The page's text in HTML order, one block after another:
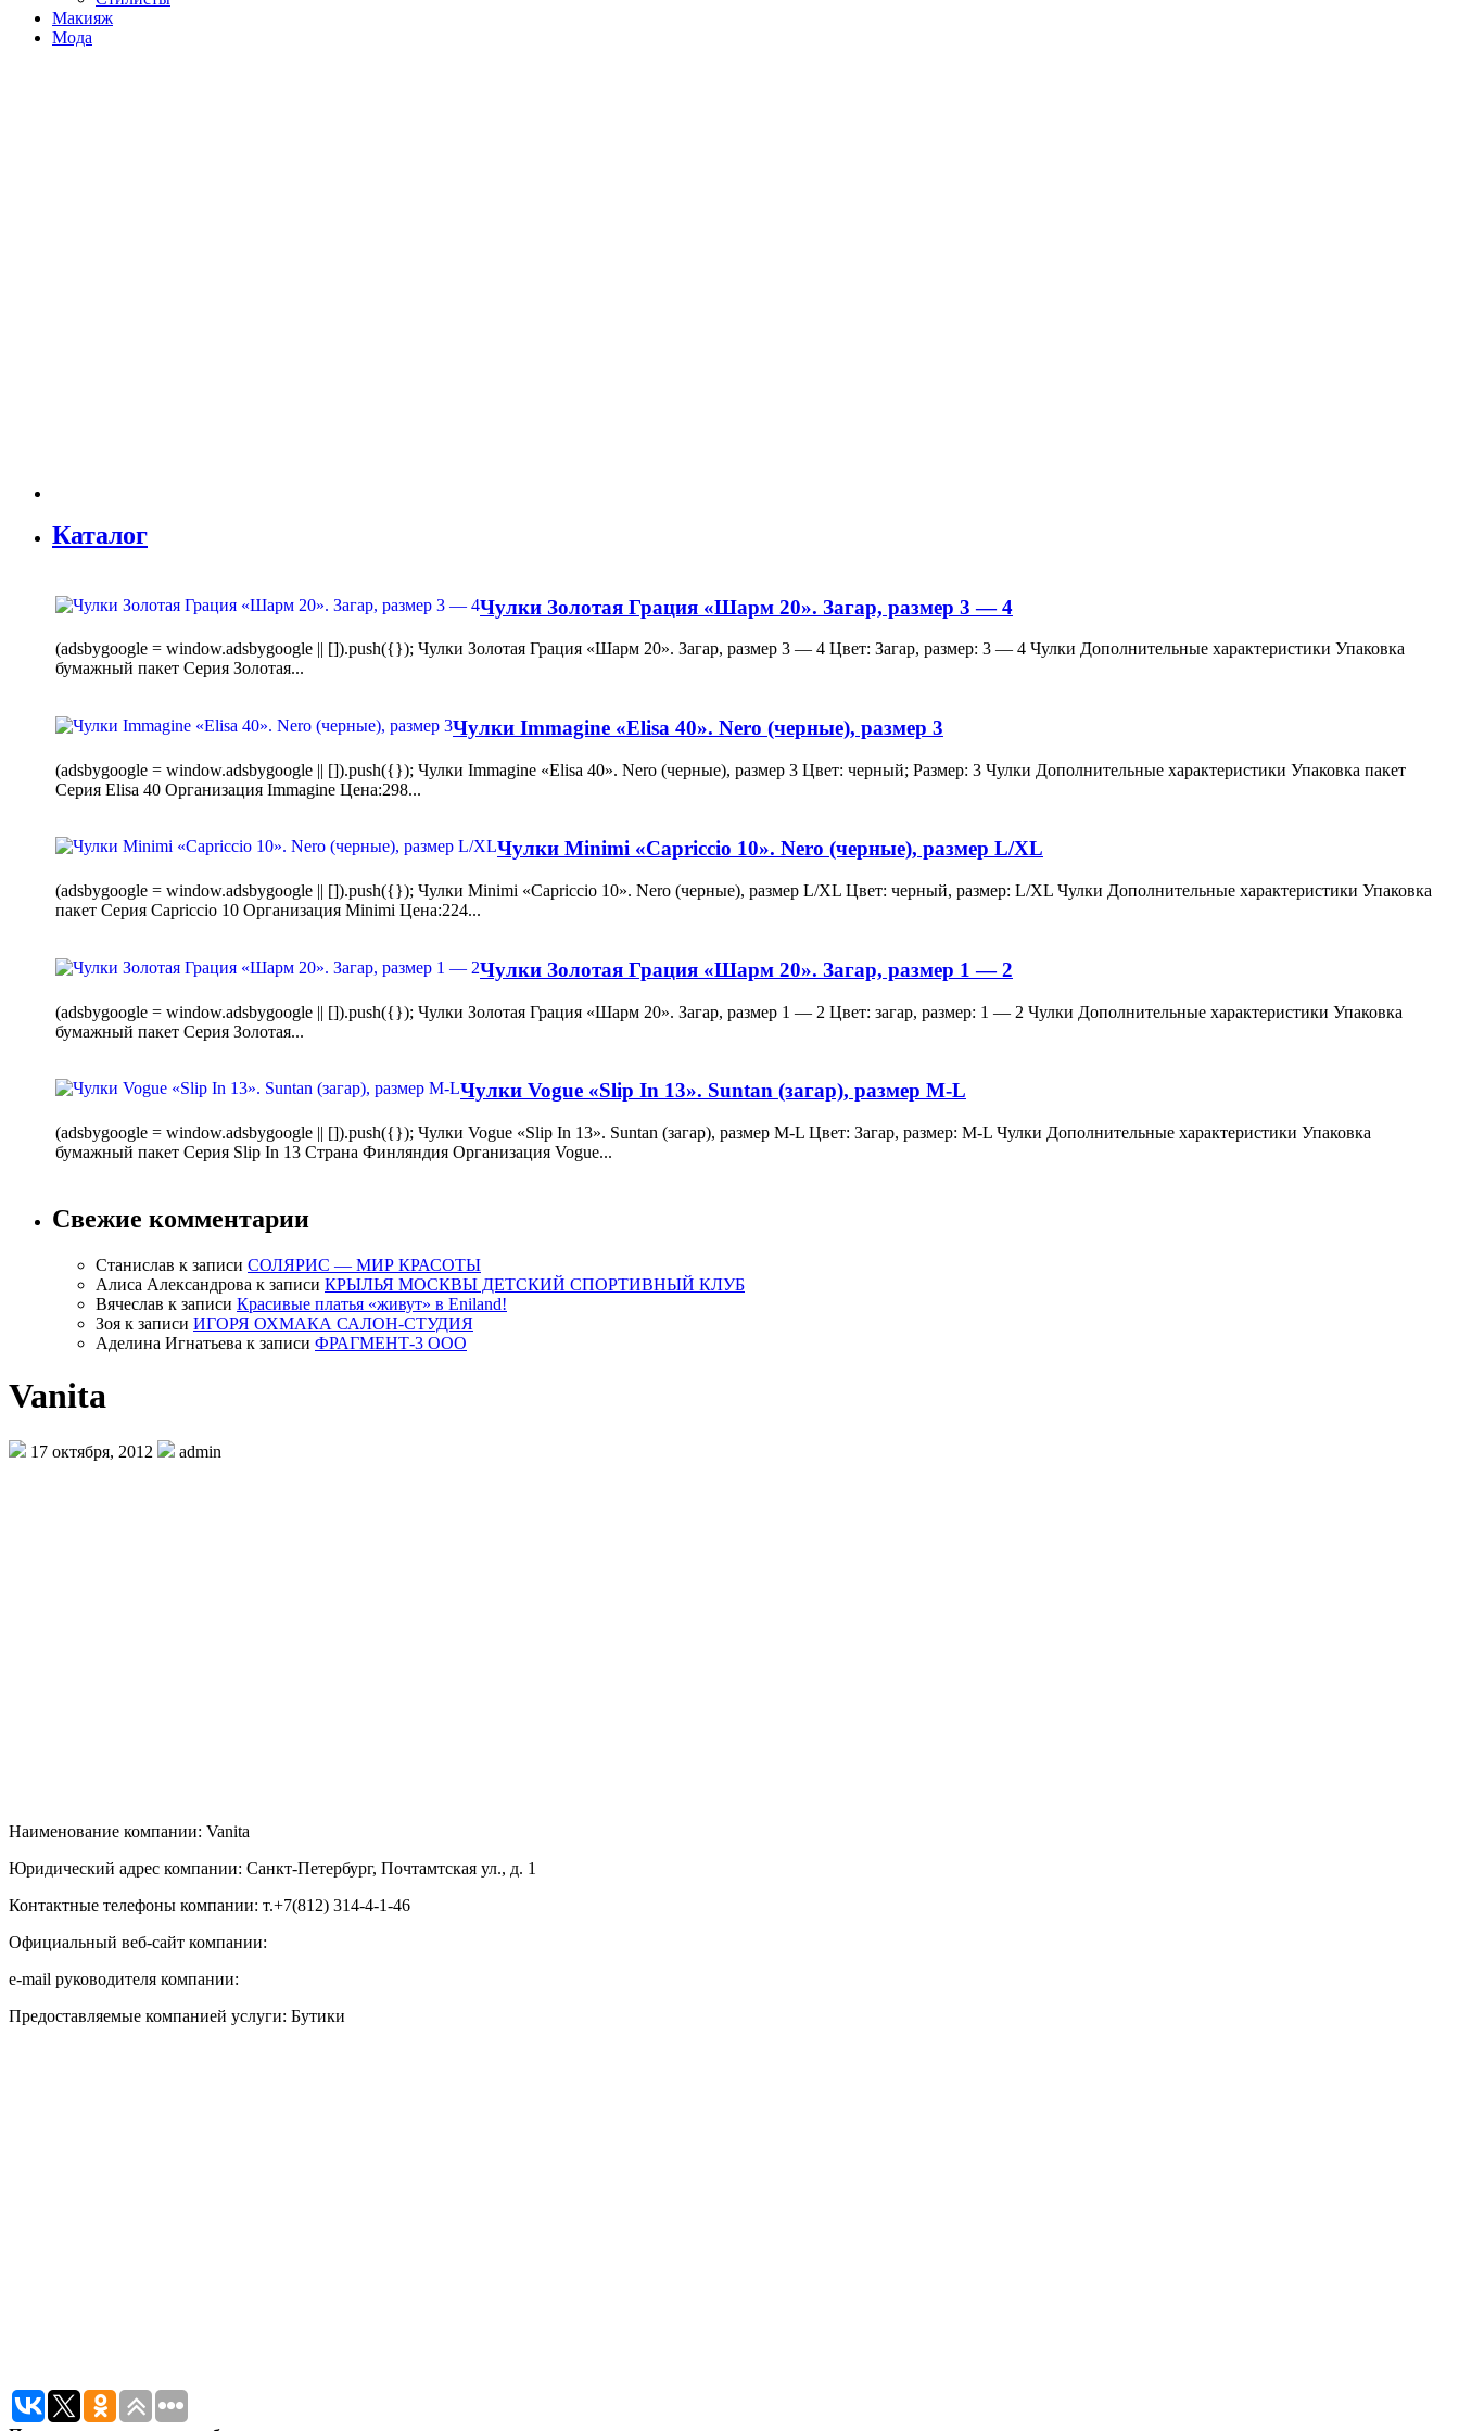
Макияж
Мода
Каталог
Чулки Золотая Грация «Шарм 20». Загар, размер 3 — 4
(adsbygoogle = window.adsbygoogle || []).push({}); Чулки Золотая Грация «Шарм 20». Загар, размер 3 — 4 Цвет: Загар, размер: 3 — 4 Чулки Дополнительные характеристики Упаковка
бумажный пакет Серия Золотая...
Чулки Immagine «Elisa 40». Nero (черные), размер 3
(adsbygoogle = window.adsbygoogle || []).push({}); Чулки Immagine «Elisa 40». Nero (черные), размер 3 Цвет: черный; Размер: 3 Чулки Дополнительные характеристики Упаковка пакет
Серия Elisa 40 Организация Immagine Цена:298...
Чулки Minimi «Capriccio 10». Nero (черные), размер L/XL
(adsbygoogle = window.adsbygoogle || []).push({}); Чулки Minimi «Capriccio 10». Nero (черные), размер L/XL Цвет: черный, размер: L/XL Чулки Дополнительные характеристики Упаковка
пакет Серия Capriccio 10 Организация Minimi Цена:224...
Чулки Золотая Грация «Шарм 20». Загар, размер 1 — 2
(adsbygoogle = window.adsbygoogle || []).push({}); Чулки Золотая Грация «Шарм 20». Загар, размер 1 — 2 Цвет: загар, размер: 1 — 2 Чулки Дополнительные характеристики Упаковка
бумажный пакет Серия Золотая...
Чулки Vogue «Slip In 13». Suntan (загар), размер M-L
(adsbygoogle = window.adsbygoogle || []).push({}); Чулки Vogue «Slip In 13». Suntan (загар), размер M-L Цвет: Загар, размер: M-L Чулки Дополнительные характеристики Упаковка
бумажный пакет Серия Slip In 13 Страна Финляндия Организация Vogue...
Свежие комментарии
Станислав к записи СОЛЯРИС — МИР КРАСОТЫ
Алиса Александрова к записи КРЫЛЬЯ МОСКВЫ ДЕТСКИЙ СПОРТИВНЫЙ КЛУБ
Вячеслав к записи Красивые платья «живут» в Eniland!
Зоя к записи ИГОРЯ ОХМАКА САЛОН-СТУДИЯ
Аделина Игнатьева к записи ФРАГМЕНТ-3 ООО
Vanita
17 октября, 2012 admin
Наименование компании: Vanita
Юридический адрес компании: Санкт-Петербург, Почтамтская ул., д. 1
Контактные телефоны компании: т.+7(812) 314-4-1-46
Официальный веб-сайт компании:
e-mail руководителя компании:
Предоставляемые компанией услуги: Бутики